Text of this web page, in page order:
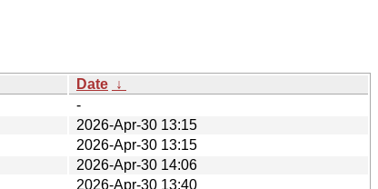
Date ↓
-
2026-Apr-30 13:15
2026-Apr-30 13:15
2026-Apr-30 14:06
2026-Apr-30 13:40